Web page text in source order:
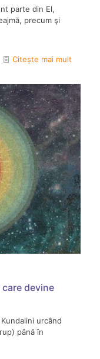
parte din El,
precum şi
Citește mai mult
devine
urcând
până în